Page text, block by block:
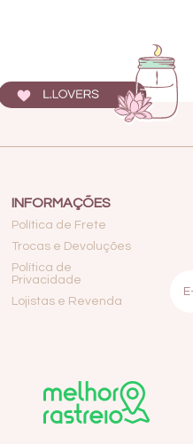
INFORMAÇÕES
Política de Frete
Trocas e Devoluções
Política de
Privacidade
Lojistas e Revenda